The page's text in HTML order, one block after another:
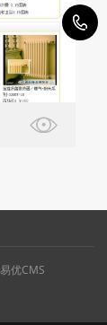
易优CMS